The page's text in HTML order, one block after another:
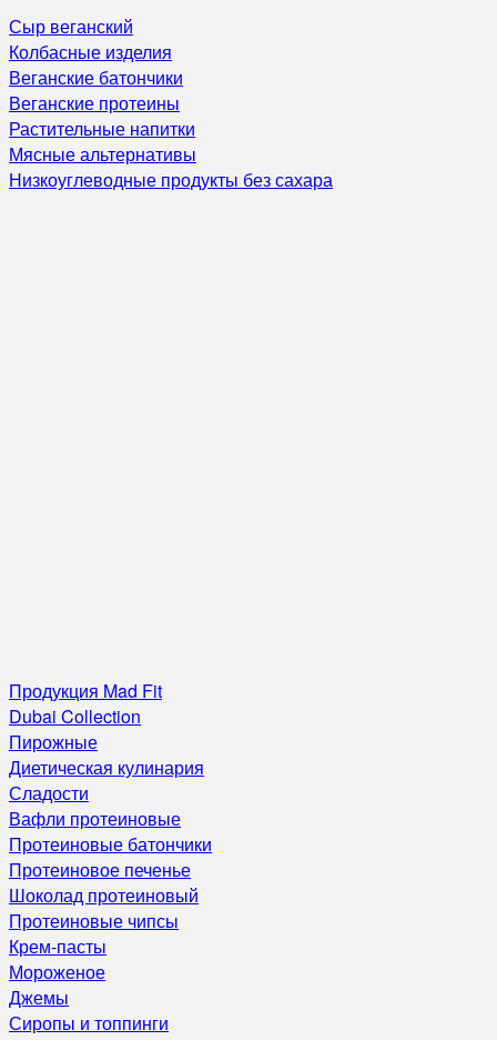
Сыр веганский
Колбасные изделия
Веганские батончики
Веганские протеины
Растительные напитки
Мясные альтернативы
Низкоуглеводные продукты без сахара
Продукция Mad Fit
Dubai Collection
Пирожные
Диетическая кулинария
Сладости
Вафли протеиновые
Протеиновые батончики
Протеиновое печенье
Шоколад протеиновый
Протеиновые чипсы
Крем-пасты
Мороженое
Джемы
Сиропы и топпинги